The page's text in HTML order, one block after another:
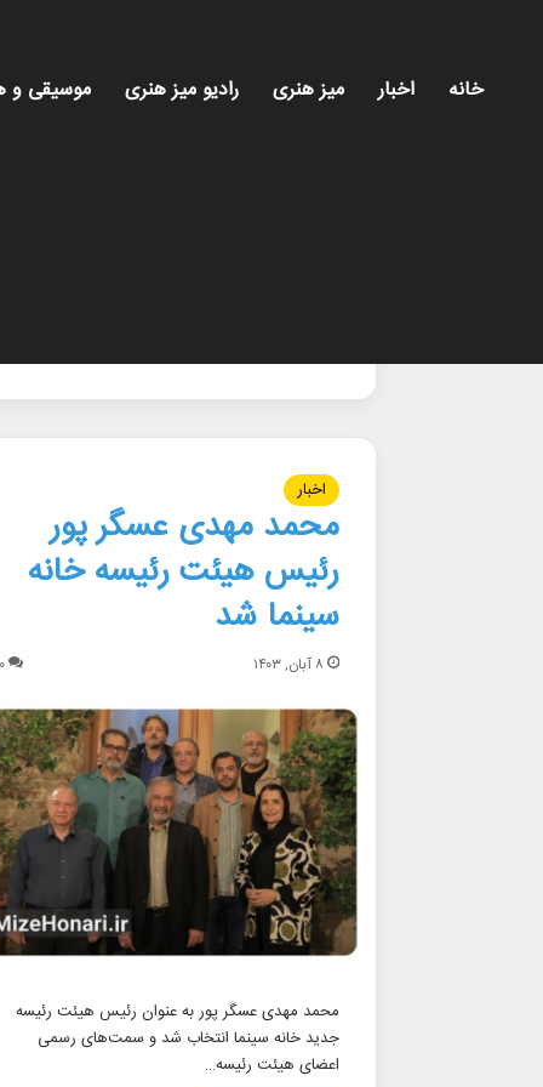
خانه اخبار میز هنری رادیو میز هنری موسیقی و
اخبار
محمد مهدی عسگر پور
رئیس هیئت رئیسه خانه
سینما شد
۸ آبان, ۱۴۰۳ ۰
محمد مهدی عسگر پور به عنوان رئیس هیئت رئیسه
جدید خانه سینما انتخاب شد و سمت‌های رسمی
اعضای هیئت رئیسه…